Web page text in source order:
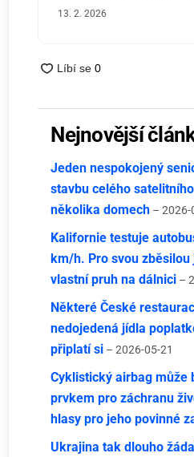
13. 2. 2026
Nejnovější
Jeden nespokojený
stavbu celého
několika domech – 2026-
Kalifornie testuje
km/h. Pro svou
vlastní pruh na dálnici –
Některé České
nedojedená jídla
připlatí si – 2026-05-21
Cyklistický airbag může
prvkem pro záchranu
hlasy pro jeho povinné
Ukrajina tak dlouho